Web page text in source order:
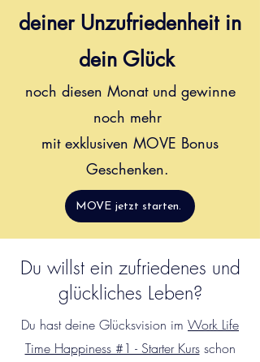
deiner Unzufriedenheit in
dein Glück
noch diesen Monat und gewinne
noch mehr
mit exklusiven MOVE Bonus
Geschenken.
MOVE jetzt starten.
Du willst ein zufriedenes und
glückliches Leben?
​Du hast deine Glücksvision im Work Life
Time Happiness #1 - Starter Kursschon